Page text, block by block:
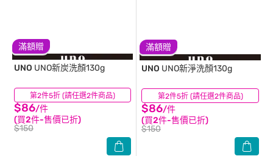
滿額贈
第2件5折 (請任選2件商品)
UNO UNO新炭洗顏130g
$86/件
(買2件-售價已折)
$150
(65)
滿額贈
第2件5折 (請任選2件商品)
UNO UNO新淨洗顏130g
$86/件
(買2件-售價已折)
$150
(45)